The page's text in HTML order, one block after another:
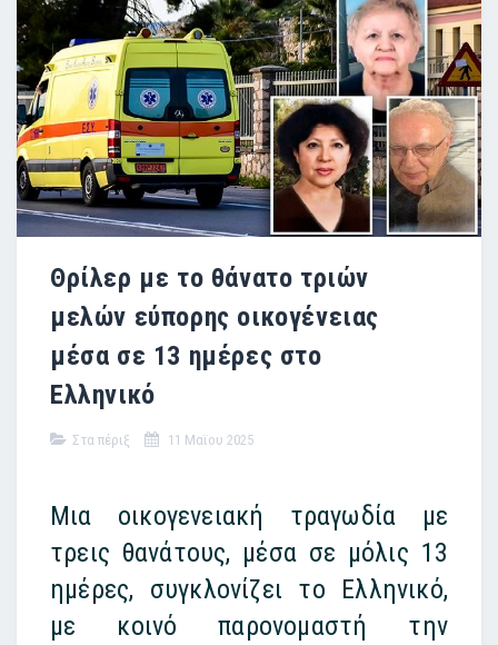
Θρίλερ με το θάνατο τριών
μελών εύπορης οικογένειας
μέσα σε 13 ημέρες στο
Ελληνικό
Στα πέριξ 11 Μαϊου 2025
Μια οικογενειακή τραγωδία με
τρεις θανάτους, μέσα σε μόλις 13
ημέρες, συγκλονίζει το Ελληνικό,
με κοινό παρονομαστή την